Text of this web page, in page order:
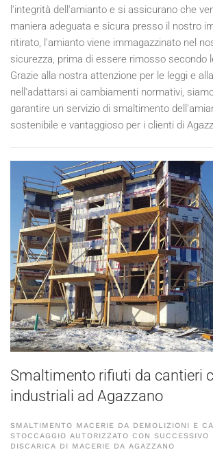
l'integrità dell'amianto e si assicurano che
maniera adeguata e sicura presso il nostro
ritirato, l'amianto viene immagazzinato nel
sicurezza, prima di essere rimosso secondo
Grazie alla nostra attenzione per le leggi e
nell'adattarsi ai cambiamenti normativi,
garantire un servizio di smaltimento
sostenibile e vantaggioso per i clienti di
Smaltimento rifiuti da cantieri
industriali ad Agazzano
SMALTIMENTO MACERIE DA DEMOLIZIONI E
STOCCAGGIO AUTORIZZATO CON
DISCARICA DI MACERIE DA AGAZZANO